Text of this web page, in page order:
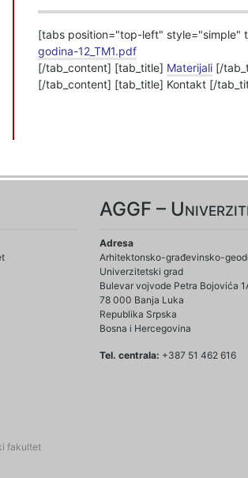
[tabs position="top-left" style="simple"
godina-12_TM1.pdf
[/tab_content] [tab_title] Materijali [/
[/tab_content] [tab_title] Kontakt [/
AGGF –
Adresa
Arhitektonsko-građevinsko-
Univerzitetski grad
Bulevar vojvode Petra Bojovića
78 000 Banja Luka
Republika Srpska
Bosna i Hercegovina
Tel. centrala: +387 51 462 616
fakultet